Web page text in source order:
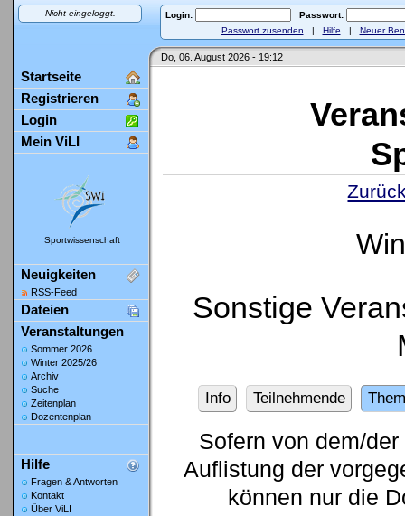
Nicht eingeloggt. Login:
Passwort:
Passwort zusenden | Hilfe | Neuer
Do, 06. August 2026 - 19:12
Startseite
Registrieren
Login
Mein ViLI
Sportwissenschaft
Neuigkeiten
RSS-Feed
Dateien
Veranstaltungen
Sommer 2026
Winter 2025/26
Archiv
Suche
Zeitenplan
Dozentenplan
Hilfe
Fragen & Antworten
Kontakt
Über ViLI
Sonstige
Info Teilnehmende
Sofern von dem/
Auflistung der
können nur die